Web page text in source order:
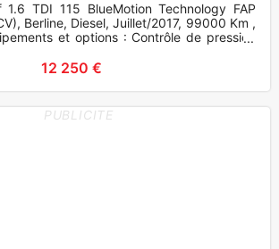
1.6 TDI 115 BlueMotion Technology FAP
Berline, Diesel, Juillet/2017, 99000 Km ,
et options : Contrôle de pression
12 250 €
PUBLICITE